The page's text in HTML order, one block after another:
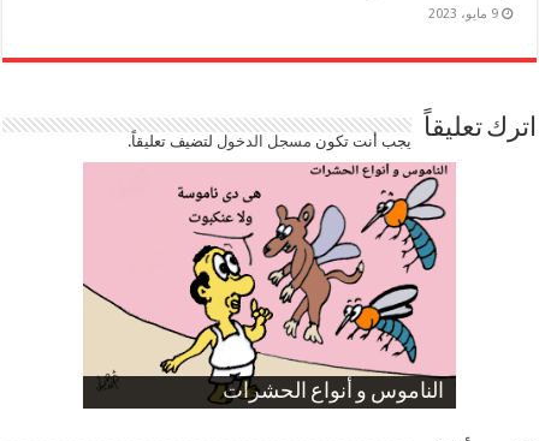
9 مايو، 2023
اترك تعليقاً يجب أنت تكون مسجل الدخوللتضيف تعليقاً.
الناموس و أنواع الحشرات
الموظفين بعد ارتفاع الأسعار
ارتفاع نسبة الطلاق في مصر
صورة كاركاتيرية
صورة كاركاتيرية